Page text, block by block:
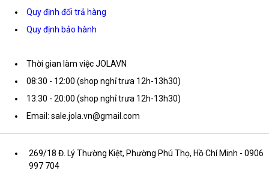
Quy định đổi trả hàng
Quy định bảo hành
Thời gian làm việc JOLAVN
08:30 - 12:00 (shop nghỉ trưa 12h-13h30)
13:30 - 20:00 (shop nghỉ trưa 12h-13h30)
Email: sale.jola.vn@gmail.com
269/18 Đ. Lý Thường Kiệt, Phường Phú Thọ, Hồ Chí Minh - 0906
997 704